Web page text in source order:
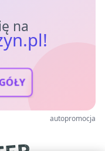
na
autopromocja